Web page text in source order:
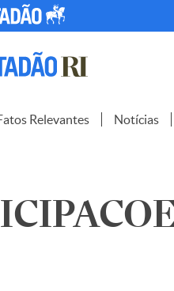
Relevantes Notícias